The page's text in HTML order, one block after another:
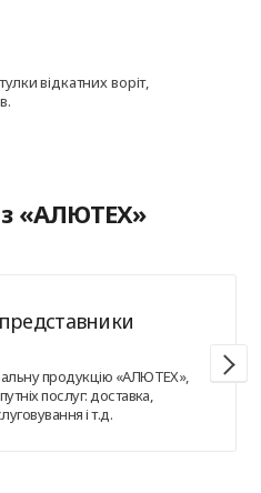
відкатних воріт,
«АЛЮТЕХ»
продукцію «АЛЮТЕХ»,
послуг: доставка,
і т.д.